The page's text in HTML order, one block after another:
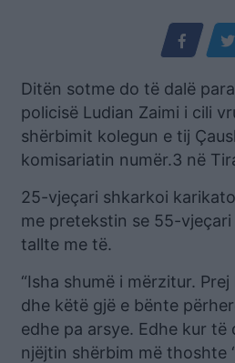
Ditën sotme do të dalë
policisë Ludian Zaimi i cili
shërbimit kolegun e tij
komisariatin numër.3 në
25-vjeçari shkarkoi
me pretekstin se 55-
tallte me të.
“Isha shumë i mërzitur.
dhe këtë gjë e bënte
edhe pa arsye. Edhe kur të
njëjtin shërbim më thoshte